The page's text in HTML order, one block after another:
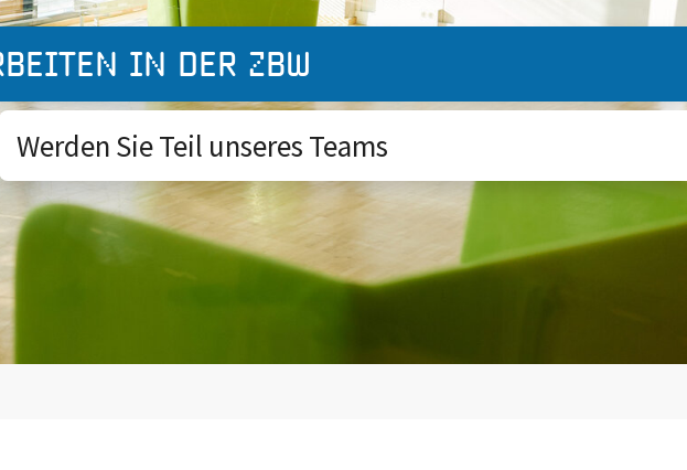
in der zbw
Werden Sie Teil unseres Teams